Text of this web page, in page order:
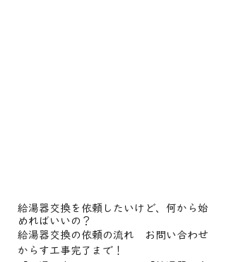
給湯器交換を依頼したいけど、何から始
めればいいの？
給湯器交換の依頼の流れ　お問い合わせ
からす工事完了まで！